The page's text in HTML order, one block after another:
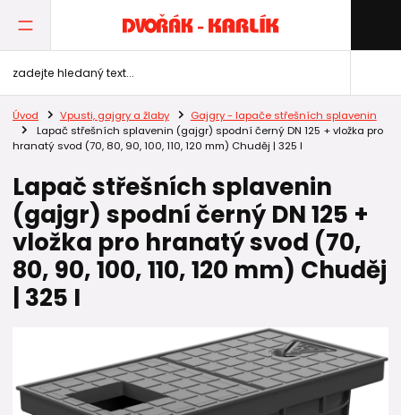
Úvod Vpusti, gajgry a žlaby
Gajgry - lapače střešních splavenin
Lapač střešních splavenin (gajgr) spodní černý DN 125 + vložka pro
hranatý svod (70, 80, 90, 100, 110, 120 mm) Chuděj | 325 I
Lapač střešních splavenin
(gajgr) spodní černý DN 125 +
vložka pro hranatý svod (70,
80, 90, 100, 110, 120 mm) Chuděj
| 325 I